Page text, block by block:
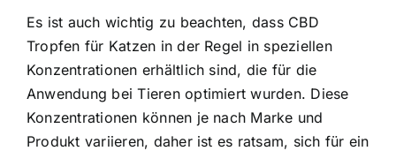
Es ist auch wichtig zu beachten, dass CBD
Tropfen für Katzen in der Regel in speziellen
Konzentrationen erhältlich sind, die für die
Anwendung bei Tieren optimiert wurden. Diese
Konzentrationen können je nach Marke und
Produkt variieren, daher ist es ratsam, sich für ein